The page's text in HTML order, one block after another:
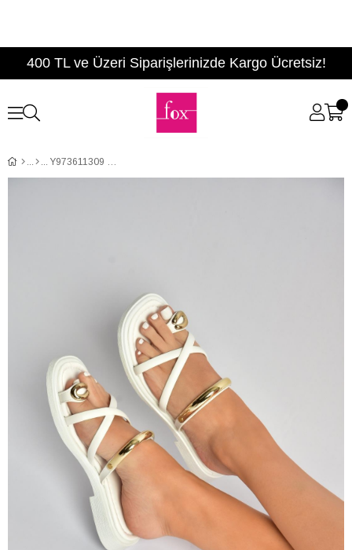
400 TL ve Üzeri Siparişlerinizde Kargo Ücretsiz!
Y973611309 Beyaz Kadın Terlik